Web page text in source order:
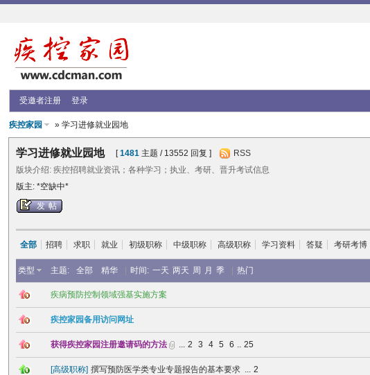
受邀者注册 登录
疾控家园 » 学习进修就业园地
学习进修就业园地 [1481 主题 / 13552 回复 ]
RSS
版块介绍: 疾控招聘就业资讯；各种学习；执业、考研、晋升考试信息
版主: *空缺中*
发帖
全部 招聘 求职 就业 初级职称 中级职称 高级职称 学习资料 答疑 考研考博
类型 主题: 全部 精华 时间: 一天 两天 周 月 季 热门
疾病预防控制领域强基实施方案
疾控家园备用访问网址
获得疾控家园注册邀请码的方法 ... 2 3 4 5 6 .. 25
[高级职称] 撰写预防医学类专业专题报告的基本要求 ... 2